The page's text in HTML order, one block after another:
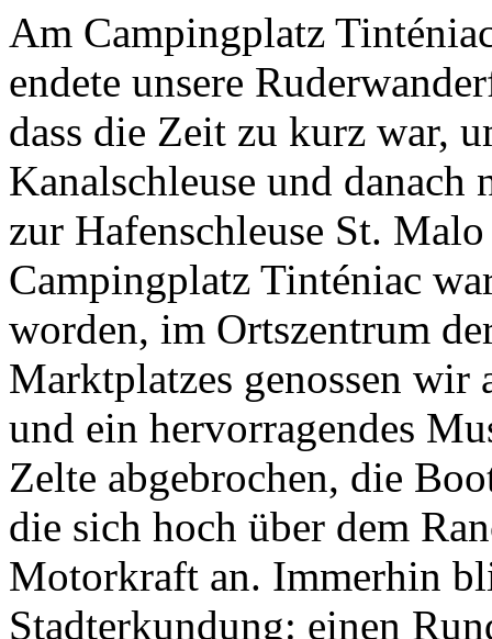
Am Campingplatz
endete unsere
dass die Zeit zu kurz war,
Kanalschleuse und
zur Hafenschleuse St.
Campingplatz Tinténiac
worden, im Ortszentrum
Marktplatzes genossen wir
und ein hervorragendes
Zelte abgebrochen, die
die sich hoch über dem
Motorkraft an. Immerhin
Stadterkundung: einen